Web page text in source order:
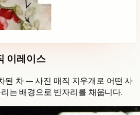
이레이스
된 차 — 사진 매직 지우개로 어떤 사
는 배경으로 빈자리를 채웁니다.